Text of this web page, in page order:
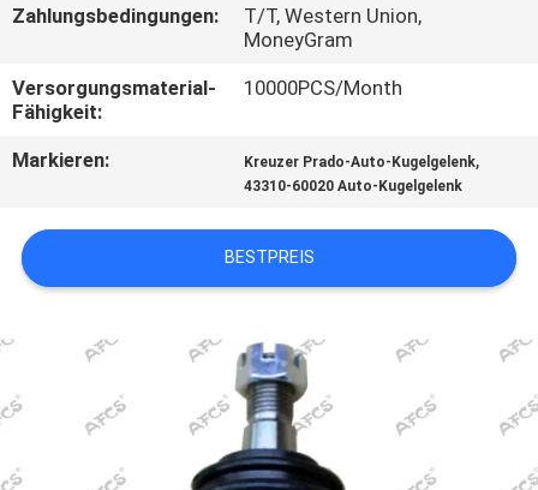
NACHRICHTEN
ANGEBOT
SITEMAP
DATENSCHUTZERKLÄRUNG
Zahlungsbedingungen:
T/T, Western Union,
MoneyGram
Versorgungsmaterial-
Fähigkeit:
10000PCS/Month
Markieren: Kreuzer Prado-Auto-Kugelgelenk,
43310-60020 Auto-Kugelgelenk
BESTPREIS